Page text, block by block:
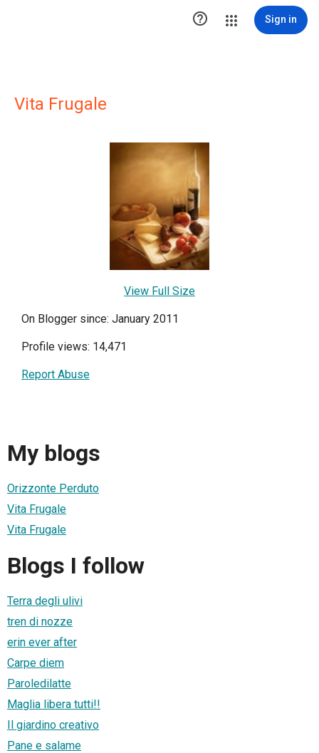
 Sign in
Vita Frugale
View Full Size
On Blogger since: January 2011
Profile views: 14,471
Report Abuse
My blogs
Orizzonte Perduto
Vita Frugale
Vita Frugale
Blogs I follow
Terra degli ulivi
tren di nozze
erin ever after
Carpe diem
Paroledilatte
Maglia libera tutti!!
Il giardino creativo
Pane e salame